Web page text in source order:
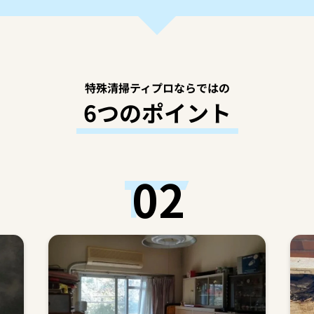
特殊清掃ティプロならではの
6つのポイント
02